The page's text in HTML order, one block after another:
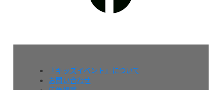
『キッズイベント』について
お問い合わせ